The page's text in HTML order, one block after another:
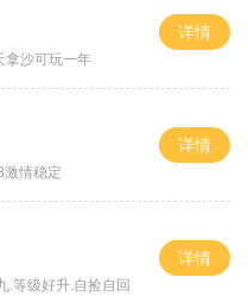
拿沙可玩一年
详情
情稳定
详情
.等级好升.自捡自回
详情